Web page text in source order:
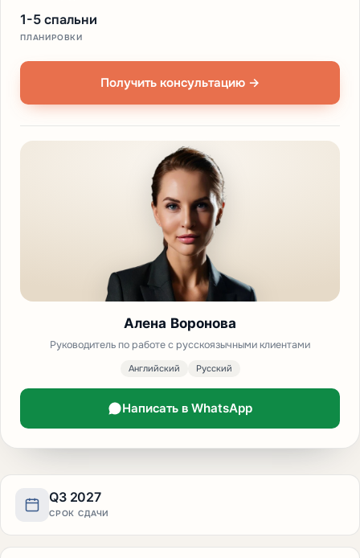
Q3 2027
СРОК СДАЧИ
1-5 спальни
ПЛАНИРОВКИ
Получить консультацию →
Алена Воронова
Руководитель по работе с русскоязычными клиентами
Английский Русский
Написать в WhatsApp